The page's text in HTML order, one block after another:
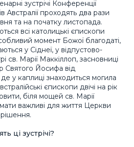
зустрічі Конференції
Австралії проходять два рази
та на початку листопада.
всі католицькі єпископи
момент Божої благодаті,
у Сіднеї, у відпустово-
св. Марії Маккіллоп, засновниці
Святого Йосифа від
у каплиці знаходиться могила
єпископи двічі на рік
біля мощей св. Марії
важливі для життя Церкви
рішення.
ці зустрічі?